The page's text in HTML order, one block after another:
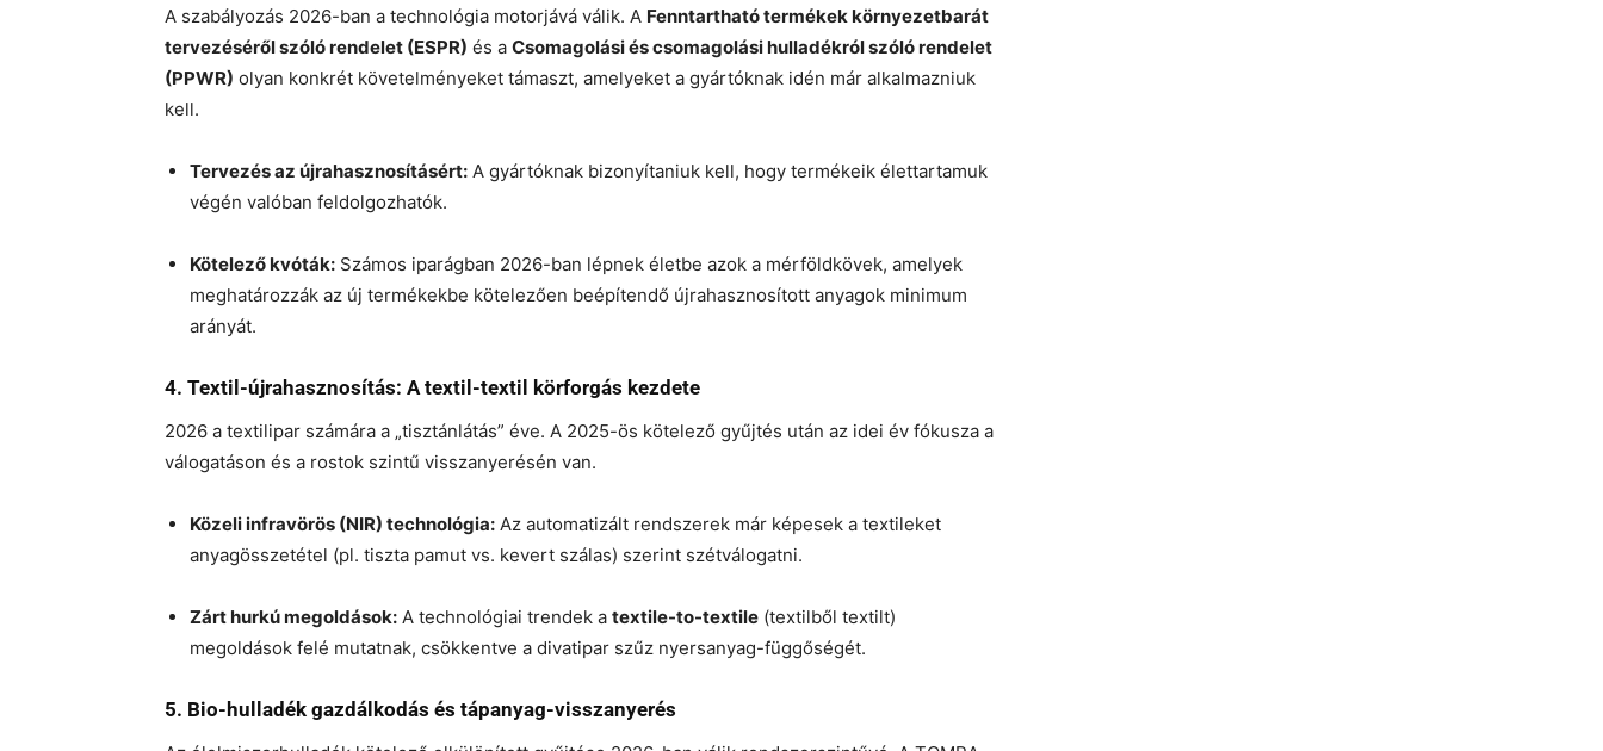
A szabályozás 2026-ban a technológia motorjává válik. A Fenntartható termékek környezetbarát
tervezéséről szóló rendelet (ESPR) és a Csomagolási és csomagolási hulladékról szóló rendelet
(PPWR) olyan konkrét követelményeket támaszt, amelyeket a gyártóknak idén már alkalmazniuk
kell.
Tervezés az újrahasznosításért: A gyártóknak bizonyítaniuk kell, hogy termékeik élettartamuk
végén valóban feldolgozhatók.
Kötelező kvóták: Számos iparágban 2026-ban lépnek életbe azok a mérföldkövek, amelyek
meghatározzák az új termékekbe kötelezően beépítendő újrahasznosított anyagok minimum
arányát.
4. Textil-újrahasznosítás: A textil-textil körforgás kezdete
2026 a textilipar számára a „tisztánlátás” éve. A 2025-ös kötelező gyűjtés után az idei év fókusza a
válogatáson és a rostok szintű visszanyerésén van.
Közeli infravörös (NIR) technológia: Az automatizált rendszerek már képesek a textileket
anyagösszetétel (pl. tiszta pamut vs. kevert szálas) szerint szétválogatni.
Zárt hurkú megoldások: A technológiai trendek a textile-to-textile (textilből textilt)
megoldások felé mutatnak, csökkentve a divatipar szűz nyersanyag-függőségét.
5. Bio-hulladék gazdálkodás és tápanyag-visszanyerés